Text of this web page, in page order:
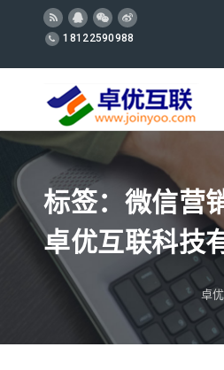
18122590988
标签：微信营
卓优互联科技
卓